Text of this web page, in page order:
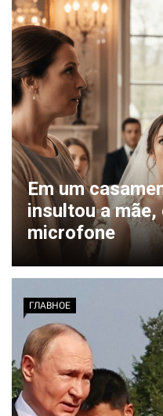
Em um
insultou a mãe,
microfone
ГЛАВНОЕ